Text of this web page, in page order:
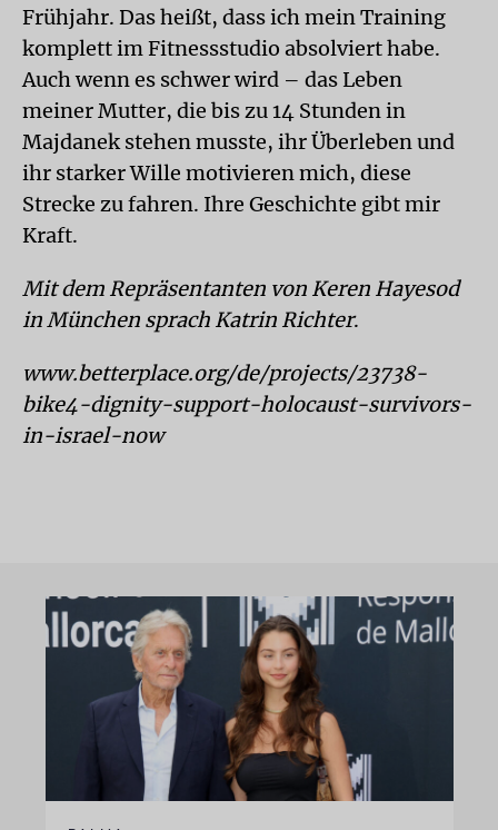
Frühjahr. Das heißt, dass ich mein Training
komplett im Fitnessstudio absolviert habe.
Auch wenn es schwer wird – das Leben
meiner Mutter, die bis zu 14 Stunden in
Majdanek stehen musste, ihr Überleben und
ihr starker Wille motivieren mich, diese
Strecke zu fahren. Ihre Geschichte gibt mir
Kraft.
Mit dem Repräsentanten von Keren Hayesod
in München sprach Katrin Richter.
www.betterplace.org/de/projects/23738-
bike4-dignity-support-holocaust-survivors-
in-israel-now